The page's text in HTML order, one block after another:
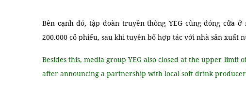
Bên cạnh đó, tập đoàn truyền thông YEG cũng đóng cửa
200.000 cổ phiếu, sau khi tuyên bố hợp tác với nhà sản xuất
Besides this, media group YEG also closed at the upper limit
after announcing a partnership with local soft drink producer